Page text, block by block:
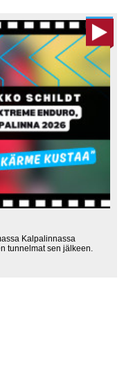
Kalpalinnassa
tunnelmat sen jälkeen.